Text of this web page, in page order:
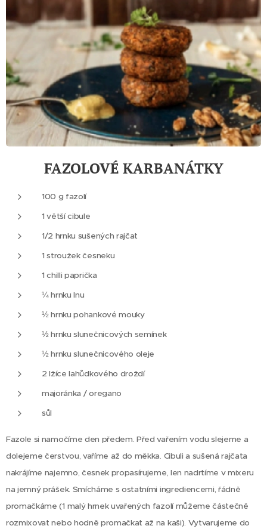
FAZOLOVÉ KARBANÁTKY
100 g fazolí
1 větší cibule
1/2 hrnku sušených rajčat
1 stroužek česneku
1 chilli paprička
¼ hrnku lnu
½ hrnku pohankové mouky
½ hrnku slunečnicových semínek
½ hrnku slunečnicového oleje
2 lžíce lahůdkového droždí
majoránka / oregano
sůl
Fazole si namočíme den předem. Před vařením vodu slejeme a
dolejeme čerstvou, vaříme až do měkka. Cibuli a sušená rajčata
nakrájíme najemno, česnek propasírujeme, len nadrtíme v mixeru
na jemný prášek. Smícháme s ostatními ingrediencemi, řádně
promačkáme (1 malý hrnek uvařených fazolí můžeme částečně
rozmixovat nebo hodně promačkat až na kaši). Vytvarujeme do